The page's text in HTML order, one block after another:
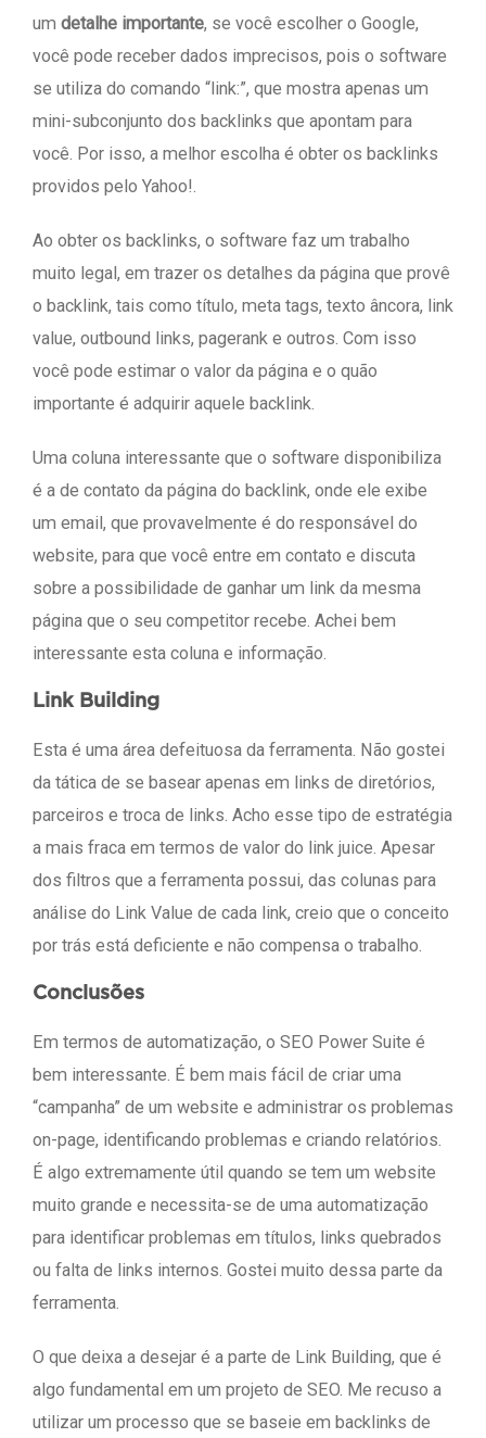
um detalhe importante, se você escolher o Google,
você pode receber dados imprecisos, pois o software
se utiliza do comando “link:”, que mostra apenas um
mini-subconjunto dos backlinks que apontam para
você. Por isso, a melhor escolha é obter os backlinks
providos pelo Yahoo!.
Ao obter os backlinks, o software faz um trabalho
muito legal, em trazer os detalhes da página que provê
o backlink, tais como título, meta tags, texto âncora, link
value, outbound links, pagerank e outros. Com isso
você pode estimar o valor da página e o quão
importante é adquirir aquele backlink.
Uma coluna interessante que o software disponibiliza
é a de contato da página do backlink, onde ele exibe
um email, que provavelmente é do responsável do
website, para que você entre em contato e discuta
sobre a possibilidade de ganhar um link da mesma
página que o seu competitor recebe. Achei bem
interessante esta coluna e informação.
Link Building
Esta é uma área defeituosa da ferramenta. Não gostei
da tática de se basear apenas em links de diretórios,
parceiros e troca de links. Acho esse tipo de estratégia
a mais fraca em termos de valor do link juice. Apesar
dos filtros que a ferramenta possui, das colunas para
análise do Link Value de cada link, creio que o conceito
por trás está deficiente e não compensa o trabalho.
Conclusões
Em termos de automatização, o SEO Power Suite é
bem interessante. É bem mais fácil de criar uma
“campanha” de um website e administrar os problemas
on-page, identificando problemas e criando relatórios.
É algo extremamente útil quando se tem um website
muito grande e necessita-se de uma automatização
para identificar problemas em títulos, links quebrados
ou falta de links internos. Gostei muito dessa parte da
ferramenta.
O que deixa a desejar é a parte de Link Building, que é
algo fundamental em um projeto de SEO. Me recuso a
utilizar um processo que se baseie em backlinks de